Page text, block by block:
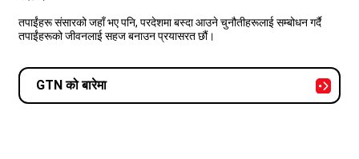
तपाईंहरू संसारको जहाँ भए पनि, परदेशमा बस्दा आउने चुनौतीहरूलाई सम्बोधन गर्दै
तपाईंहरूको जीवनलाई सहज बनाउन प्रयासरत छौं।
GTN को बारेमा